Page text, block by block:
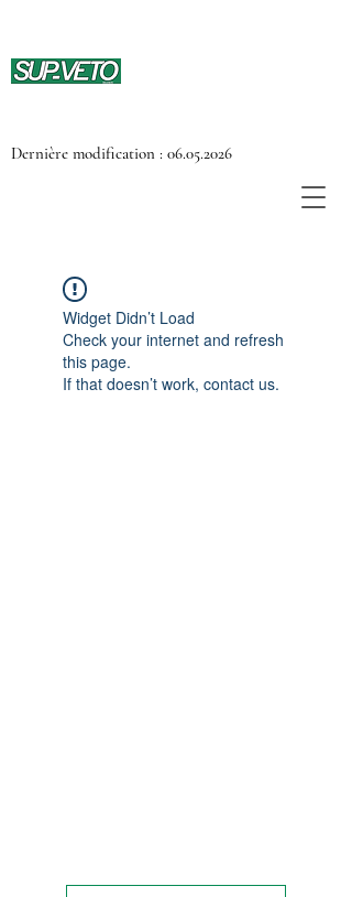
Dernière modification : 06.05.2026
Widget Didn’t Load
Check your internet and refresh
this page.
If that doesn’t work, contact us.